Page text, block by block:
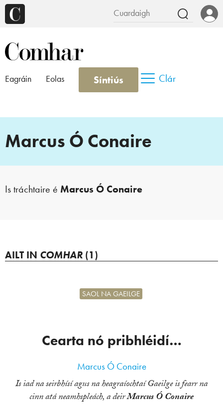
Eagráin Eolas Síntiús Clár
Marcus Ó Conaire
Is tráchtaire é Marcus Ó Conaire
AILT IN COMHAR (1)
Cearta nó pribhléidí…
SAOL NA GAEILGE
Marcus Ó Conaire
Is iad na seirbhísí agus na heagraíochtaí Gaeilge is fearr na
cinn atá neamhspleách, a deirMarcus Ó Conaire